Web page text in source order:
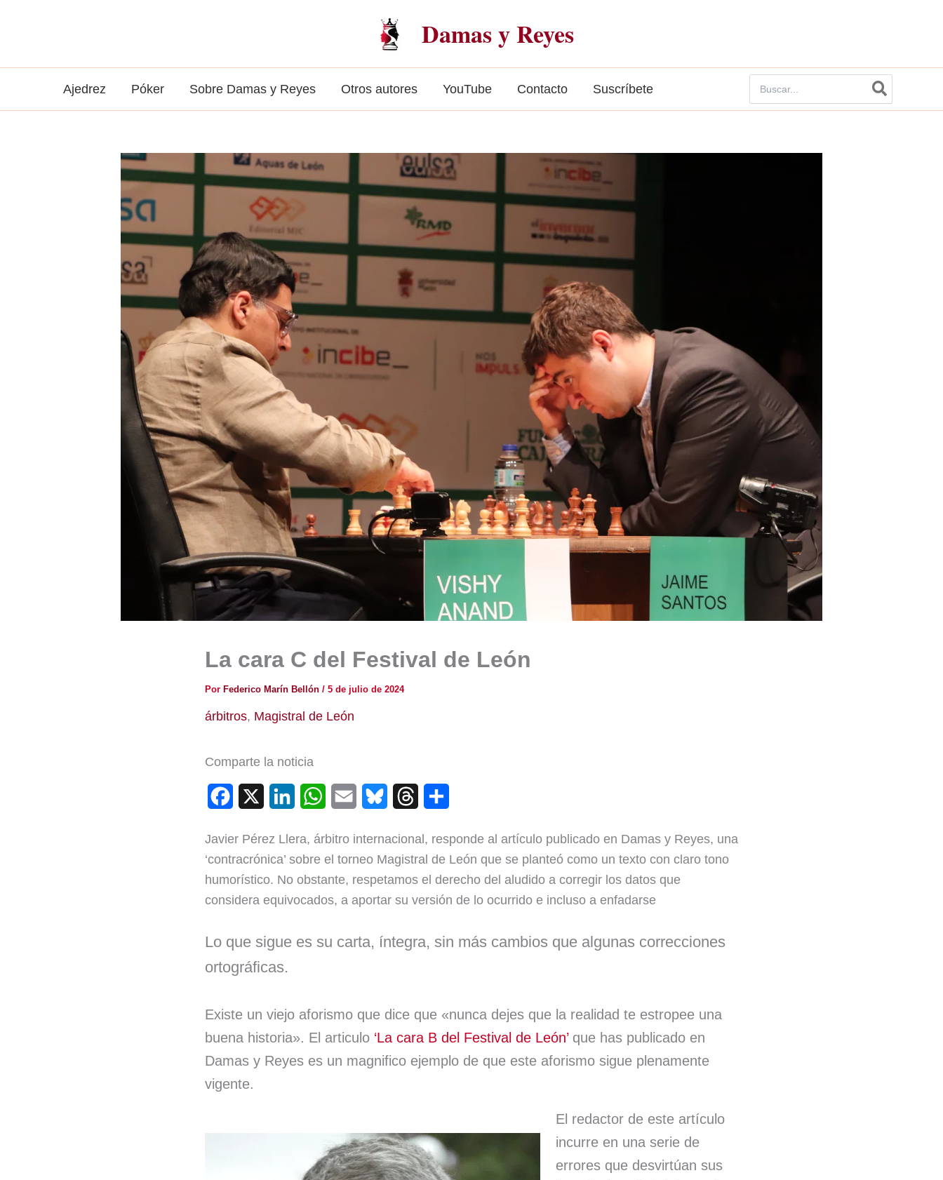
Damas y Reyes
Ajedrez Póker Sobre Damas y Reyes Otros autores YouTube Contacto Suscríbete
por:
La cara C del Festival de León
Por Federico Marín Bellón / 5 de julio de 2024
árbitros, Magistral de León
Comparte la noticia
c
b
o
k
n
e
I
W
a
s
p
a
l
u
s
y
r
a
s
m
a
Javier Pérez Llera, árbitro internacional, responde al artículo publicado en Damas y Reyes, una
‘contracrónica’ sobre el torneo Magistral de León que se planteó como un texto con claro tono
humorístico. No obstante, respetamos el derecho del aludido a corregir los datos que
considera equivocados, a aportar su versión de lo ocurrido e incluso a enfadarse
Lo que sigue es su carta, íntegra, sin más cambios que algunas correcciones
ortográficas.
Existe un viejo aforismo que dice que «nunca dejes que la realidad te estropee una
buena historia». El articulo ‘La cara B del Festival de León’que has publicado en
Damas y Reyes es un magnifico ejemplo de que este aforismo sigue plenamente
vigente.
El redactor de este artículo
incurre en una serie de
errores que desvirtúan sus